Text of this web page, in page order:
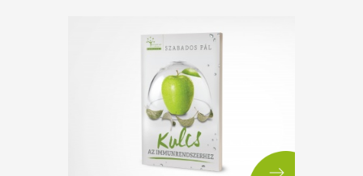
STRESSZMENEDZSMENT A